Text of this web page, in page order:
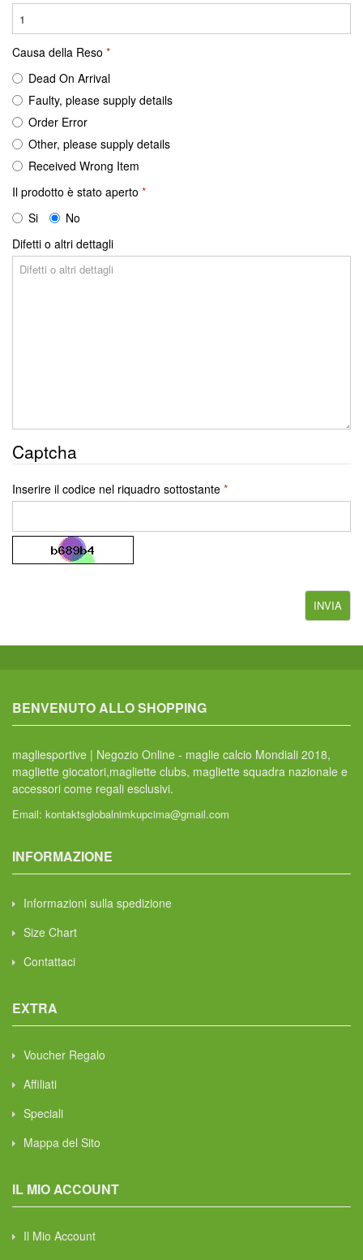
Causa della Reso
Dead On Arrival
Faulty, please supply details
Order Error
Other, please supply details
Received Wrong Item
Il prodotto è stato aperto
Si
No
Difetti o altri dettagli
Captcha
Inserire il codice nel riquadro sottostante
BENVENUTO ALLO SHOPPING
magliesportive | Negozio Online - maglie calcio Mondiali 2018,
magliette giocatori,magliette clubs, magliette squadra nazionale e
accessori come regali esclusivi.
Email: kontaktsglobalnimkupcima@gmail.com
INFORMAZIONE
Informazioni sulla spedizione
Size Chart
Contattaci
EXTRA
Voucher Regalo
Affiliati
Speciali
Mappa del Sito
IL MIO ACCOUNT
Il Mio Account